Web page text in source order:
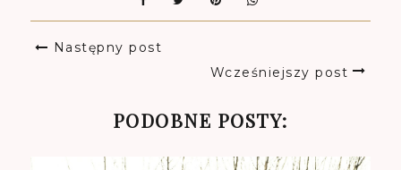
Następny post
Wcześniejszy post
PODOBNE POSTY: